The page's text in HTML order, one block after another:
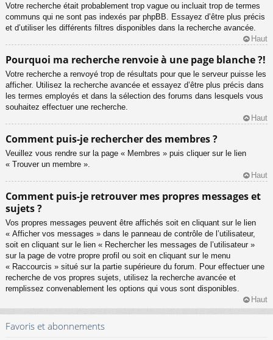
Votre recherche était probablement trop vague ou incluait trop de termes
communs qui ne sont pas indexés par phpBB. Essayez d’être plus précis
et d’utiliser les différents filtres disponibles dans la recherche avancée.
Haut
Pourquoi ma recherche renvoie à une page blanche ?!
Votre recherche a renvoyé trop de résultats pour que le serveur puisse les
afficher. Utilisez la recherche avancée et essayez d’être plus précis dans
les termes employés et dans la sélection des forums dans lesquels vous
souhaitez effectuer une recherche.
Haut
Comment puis-je rechercher des membres ?
Veuillez vous rendre sur la page « Membres » puis cliquer sur le lien
« Trouver un membre ».
Haut
Comment puis-je retrouver mes propres messages et
sujets ?
Vos propres messages peuvent être affichés soit en cliquant sur le lien
« Afficher vos messages » dans le panneau de contrôle de l’utilisateur,
soit en cliquant sur le lien « Rechercher les messages de l’utilisateur »
sur la page de votre propre profil ou soit en cliquant sur le menu
« Raccourcis » situé sur la partie supérieure du forum. Pour effectuer une
recherche de vos propres sujets, utilisez la recherche avancée et
remplissez convenablement les options qui vous sont disponibles.
Haut
Favoris et abonnements